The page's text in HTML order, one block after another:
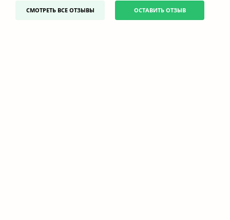
СМОТРЕТЬ ВСЕ ОТЗЫВЫ ОСТАВИТЬ ОТЗЫВ